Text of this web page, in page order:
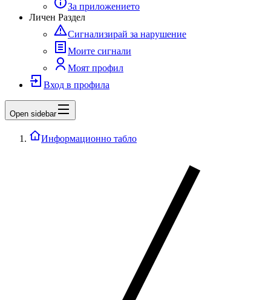
За приложението
Личен Раздел
Сигнализирай за нарушение
Моите сигнали
Моят профил
Вход в профила
Open sidebar
Информационно табло